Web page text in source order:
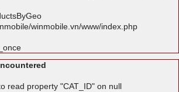
winmobile.vn/www/index.php
read property "CAT_ID" on null